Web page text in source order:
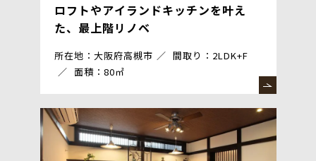
ロフトやアイランドキッチンを叶え
た、最上階リノベ
所在地：大阪府高槻市
間取り：2LDK+F
面積：80㎡